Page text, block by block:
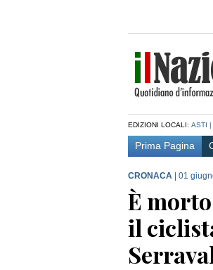
EDIZIONI LOCALI: ASTI |
Prima Pagina
CRONACA 01
È
il